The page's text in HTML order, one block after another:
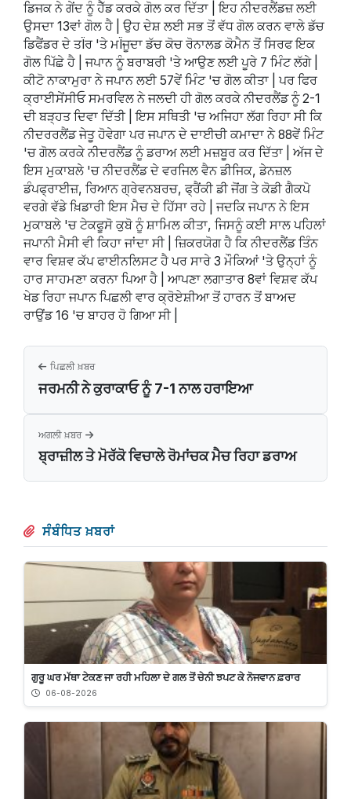
ਡਿਜਕ ਨੇ ਗੇਂਦ ਨੂੰ ਹੈੱਡ ਕਰਕੇ ਗੋਲ ਕਰ ਦਿੱਤਾ | ਇਹ ਨੀਦਰਲੈਂਡਜ਼ ਲਈ
ਉਸਦਾ 13ਵਾਂ ਗੋਲ ਹੈ | ਉਹ ਦੇਸ਼ ਲਈ ਸਭ ਤੋਂ ਵੱਧ ਗੋਲ ਕਰਨ ਵਾਲੇ ਡੱਚ
ਡਿਫੈਂਡਰ ਦੇ ਤÏਰ 'ਤੇ ਮÏਜੂਦਾ ਡੱਚ ਕੋਚ ਰੋਨਾਲਡ ਕੋਮੈਨ ਤੋਂ ਸਿਰਫ ਇਕ
ਗੋਲ ਪਿੱਛੇ ਹੈ | ਜਪਾਨ ਨੂੰ ਬਰਾਬਰੀ 'ਤੇ ਆਉਣ ਲਈ ਪੂਰੇ 7 ਮਿੰਟ ਲੱਗੇ |
ਕੀਟੋ ਨਾਕਾਮੁਰਾ ਨੇ ਜਪਾਨ ਲਈ 57ਵੇਂ ਮਿੰਟ 'ਚ ਗੋਲ ਕੀਤਾ | ਪਰ ਫਿਰ
ਕ੍ਰਾਈਸੇਂਸੀਓ ਸਮਰਵਿਲ ਨੇ ਜਲਦੀ ਹੀ ਗੋਲ ਕਰਕੇ ਨੀਦਰਲੈਂਡ ਨੂੰ 2-1
ਦੀ ਬੜ੍ਹਤ ਦਿਵਾ ਦਿੱਤੀ | ਇਸ ਸਥਿਤੀ 'ਚ ਅਜਿਹਾ ਲੱਗ ਰਿਹਾ ਸੀ ਕਿ
ਨੀਦਰਰਲੈਂਡ ਜੇਤੂ ਹੋਵੇਗਾ ਪਰ ਜਪਾਨ ਦੇ ਦਾਈਚੀ ਕਮਾਦਾ ਨੇ 88ਵੇਂ ਮਿੰਟ
'ਚ ਗੋਲ ਕਰਕੇ ਨੀਦਰਲੈਂਡ ਨੂੰ ਡਰਾਅ ਲਈ ਮਜ਼ਬੂਰ ਕਰ ਦਿੱਤਾ | ਅੱਜ ਦੇ
ਇਸ ਮੁਕਾਬਲੇ 'ਚ ਨੀਦਰਲੈਂਡ ਦੇ ਵਰਜਿਲ ਵੈਨ ਡੀਜਿਕ, ਡੇਨਜ਼ਲ
ਡੰਪਫ੍ਰਾਈਜ਼, ਰਿਆਨ ਗ੍ਰੇਵਨਬਰਚ, ਫ੍ਰੈਂਕੀ ਡੀ ਜੋਂਗ ਤੇ ਕੋਡੀ ਗੈਕਪੋ
ਵਰਗੇ ਵੱਡੇ ਖ਼ਿਡਾਰੀ ਇਸ ਮੈਚ ਦੇ ਹਿੱਸਾ ਰਹੇ | ਜਦਕਿ ਜਪਾਨ ਨੇ ਇਸ
ਮੁਕਾਬਲੇ 'ਚ ਟੇਕਫੂਸੋ ਕੁਬੋ ਨੂੰ ਸ਼ਾਮਿਲ ਕੀਤਾ, ਜਿਸਨੂੰ ਕਈ ਸਾਲ ਪਹਿਲਾਂ
ਜਪਾਨੀ ਮੈਸੀ ਵੀ ਕਿਹਾ ਜਾਂਦਾ ਸੀ | ਜ਼ਿਕਰਯੋਗ ਹੈ ਕਿ ਨੀਦਰਲੈਂਡ ਤਿੰਨ
ਵਾਰ ਵਿਸ਼ਵ ਕੱਪ ਫਾਈਨਲਿਸਟ ਹੈ ਪਰ ਸਾਰੇ 3 ਮੌਕਿਆਂ 'ਤੇ ਉਨ੍ਹਾਂ ਨੂੰ
ਹਾਰ ਸਾਹਮਣਾ ਕਰਨਾ ਪਿਆ ਹੈ | ਆਪਣਾ ਲਗਾਤਾਰ 8ਵਾਂ ਵਿਸ਼ਵ ਕੱਪ
ਖੇਡ ਰਿਹਾ ਜਪਾਨ ਪਿਛਲੀ ਵਾਰ ਕ੍ਰੋਏਸ਼ੀਆ ਤੋਂ ਹਾਰਨ ਤੋਂ ਬਾਅਦ
ਰਾਉਂਡ 16 'ਚ ਬਾਹਰ ਹੋ ਗਿਆ ਸੀ |
ਪਿਛਲੀ ਖ਼ਬਰ
ਜਰਮਨੀ ਨੇ ਕੁਰਾਕਾਓ ਨੂੰ 7-1 ਨਾਲ ਹਰਾਇਆ
ਅਗਲੀ ਖ਼ਬਰ
ਬ੍ਰਾਜ਼ੀਲ ਤੇ ਮੋਰੱਕੋ ਵਿਚਾਲੇ ਰੋਮਾਂਚਕ ਮੈਚ ਰਿਹਾ ਡਰਾਅ
ਸੰਬੰਧਿਤ ਖ਼ਬਰਾਂ
ਗੁਰੂ ਘਰ ਮੱਥਾ ਟੇਕਣ ਜਾ ਰਹੀ ਮਹਿਲਾ ਦੇ ਗਲ ਤੋਂ ਚੇਨੀ ਝਪਟ ਕੇ ਨੋਜਵਾਨ ਫ਼ਰਾਰ
06-08-2026